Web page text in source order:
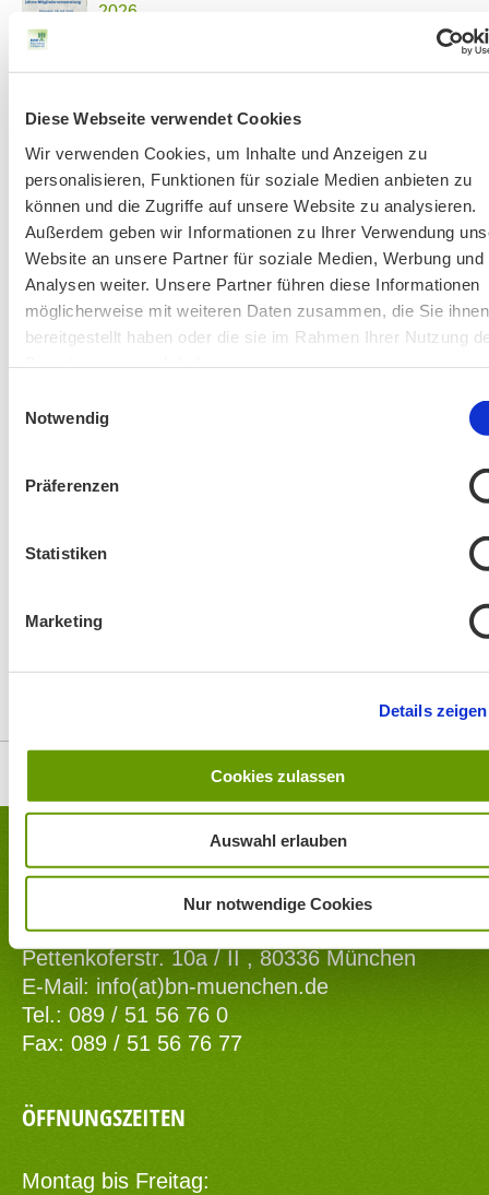
Diese Webseite verwendet Cookies
Wir verwenden Cookies, um Inhalte und Anzeigen zu
personalisieren, Funktionen für soziale Medien anbieten zu
können und die Zugriffe auf unsere Website zu analysieren.
Außerdem geben wir Informationen zu Ihrer Verwendung
Website an unsere Partner für soziale Medien, Werbung und
Analysen weiter. Unsere Partner führen diese Informationen
möglicherweise mit weiteren Daten zusammen, die Sie ihnen
bereitgestellt haben oder die sie im Rahmen Ihrer Nutzung
Notwendig
Präferenzen
Statistiken
Marketing
Details zeigen
Cookies zulassen
Auswahl erlauben
Nur notwendige Cookies
2026
BN MÜNCHEN AUF SOCIAL MEDIA
AKTIV IN STADT UND LANDKREIS MÜNCHEN:
KONTAKT
BUND Naturschutz - Kreisgruppe München
Pettenkoferstr. 10a / II , 80336 München
E-Mail: info(at)bn-muenchen.de
Tel.: 089 / 51 56 76 0
Fax: 089 / 51 56 76 77
ÖFFNUNGSZEITEN
Montag bis Freitag: